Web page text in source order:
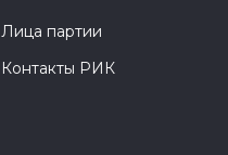
Лица партии
Контакты РИК